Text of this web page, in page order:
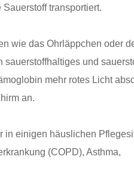
transportiert.
wie das Ohrläppchen oder
und
mehr rotes Licht
an.
in einigen häuslichen
(COPD), Asthma,